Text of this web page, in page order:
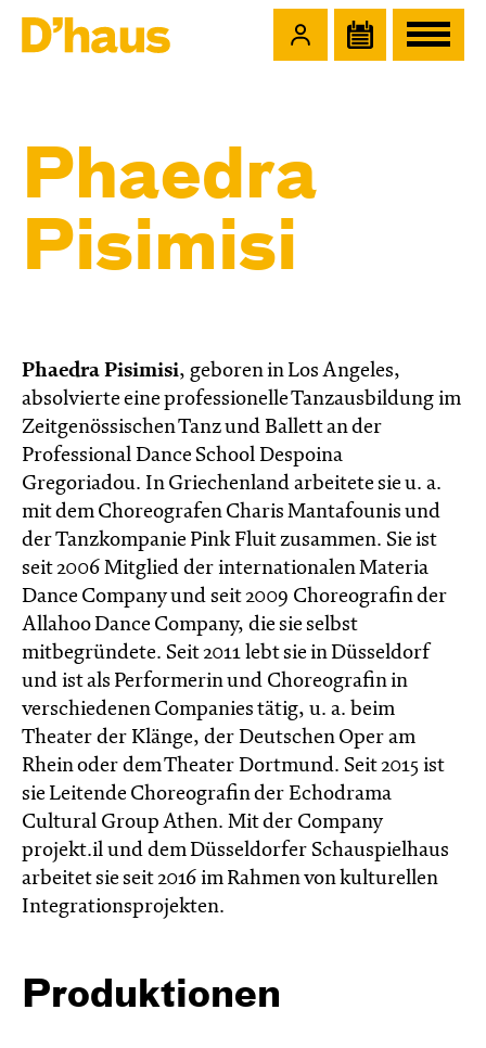
Phaedra
Pisimisi
Phaedra Pisimisi, geboren in Los Angeles,
absolvierte eine professionelle Tanzausbildung im
Zeitgenössischen Tanz und Ballett an der
Professional Dance School Despoina
Gregoriadou. In Griechenland arbeitete sie u. a.
mit dem Choreografen Charis Mantafounis und
der Tanzkompanie Pink Fluit zusammen. Sie ist
seit 2006 Mitglied der internationalen Materia
Dance Company und seit 2009 Choreografin der
Allahoo Dance Company, die sie selbst
mitbegründete. Seit 2011 lebt sie in Düsseldorf
und ist als Performerin und Choreografin in
verschiedenen Companies tätig, u. a. beim
Theater der Klänge, der Deutschen Oper am
Rhein oder dem Theater Dortmund. Seit 2015 ist
sie Leitende Choreografin der Echodrama
Cultural Group Athen. Mit der Company
projekt.il und dem Düsseldorfer Schauspielhaus
arbeitet sie seit 2016 im Rahmen von kulturellen
Integrationsprojekten.
Produktionen